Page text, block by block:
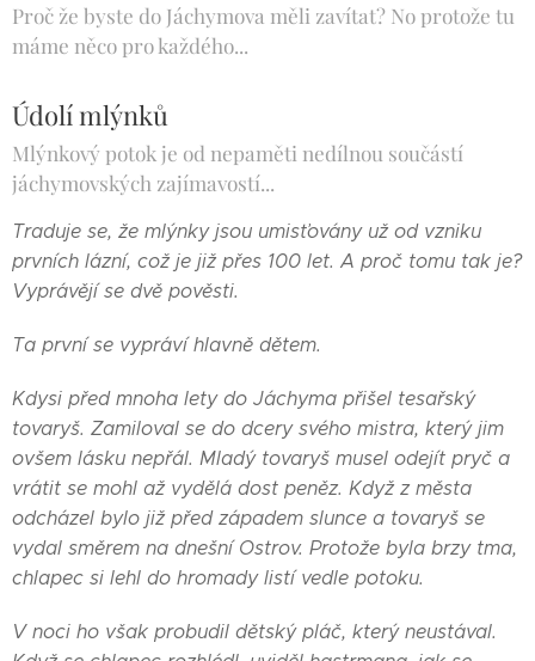
Proč že byste do Jáchymova měli zavítat? No protože tu
máme něco pro každého...
Údolí mlýnků
Mlýnkový potok je od nepaměti nedílnou součástí
jáchymovských zajímavostí...
Traduje se, že mlýnky jsou umisťovány už od vzniku
prvních lázní, což je již přes 100 let. A proč tomu tak je?
Vyprávějí se dvě pověsti.
Ta první se vypráví hlavně dětem.
Kdysi před mnoha lety do Jáchyma přišel tesařský
tovaryš. Zamiloval se do dcery svého mistra, který jim
ovšem lásku nepřál. Mladý tovaryš musel odejít pryč a
vrátit se mohl až vydělá dost peněz. Když z města
odcházel bylo již před západem slunce a tovaryš se
vydal směrem na dnešní Ostrov. Protože byla brzy tma,
chlapec si lehl do hromady listí vedle potoku.
V noci ho však probudil dětský pláč, který neustával.